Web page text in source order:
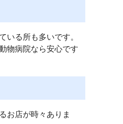
いる所も多いです。
物病院なら安心です
お店が時々ありま